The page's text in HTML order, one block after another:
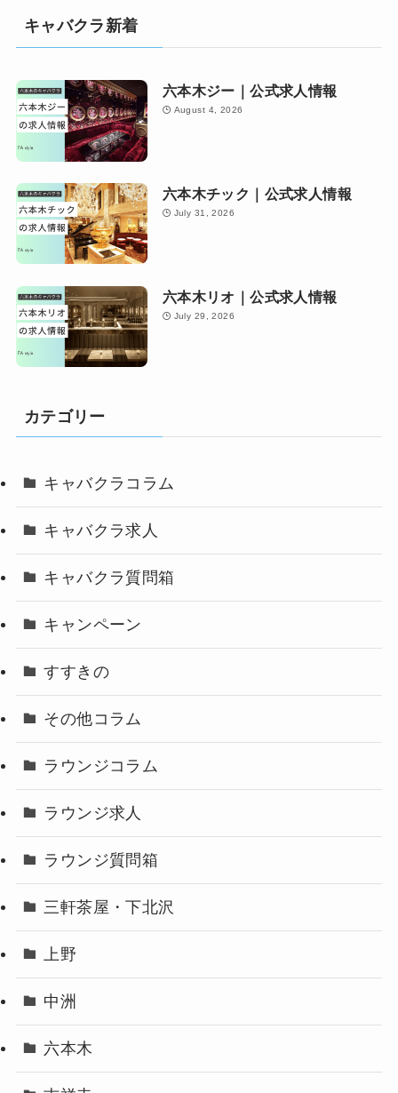
キャバクラ新着
六本木ジー｜公式求人情報
August 4, 2026
六本木チック｜公式求人情報
July 31, 2026
六本木リオ｜公式求人情報
July 29, 2026
カテゴリー
キャバクラコラム
キャバクラ求人
キャバクラ質問箱
キャンペーン
すすきの
その他コラム
ラウンジコラム
ラウンジ求人
ラウンジ質問箱
三軒茶屋・下北沢
上野
中洲
六本木